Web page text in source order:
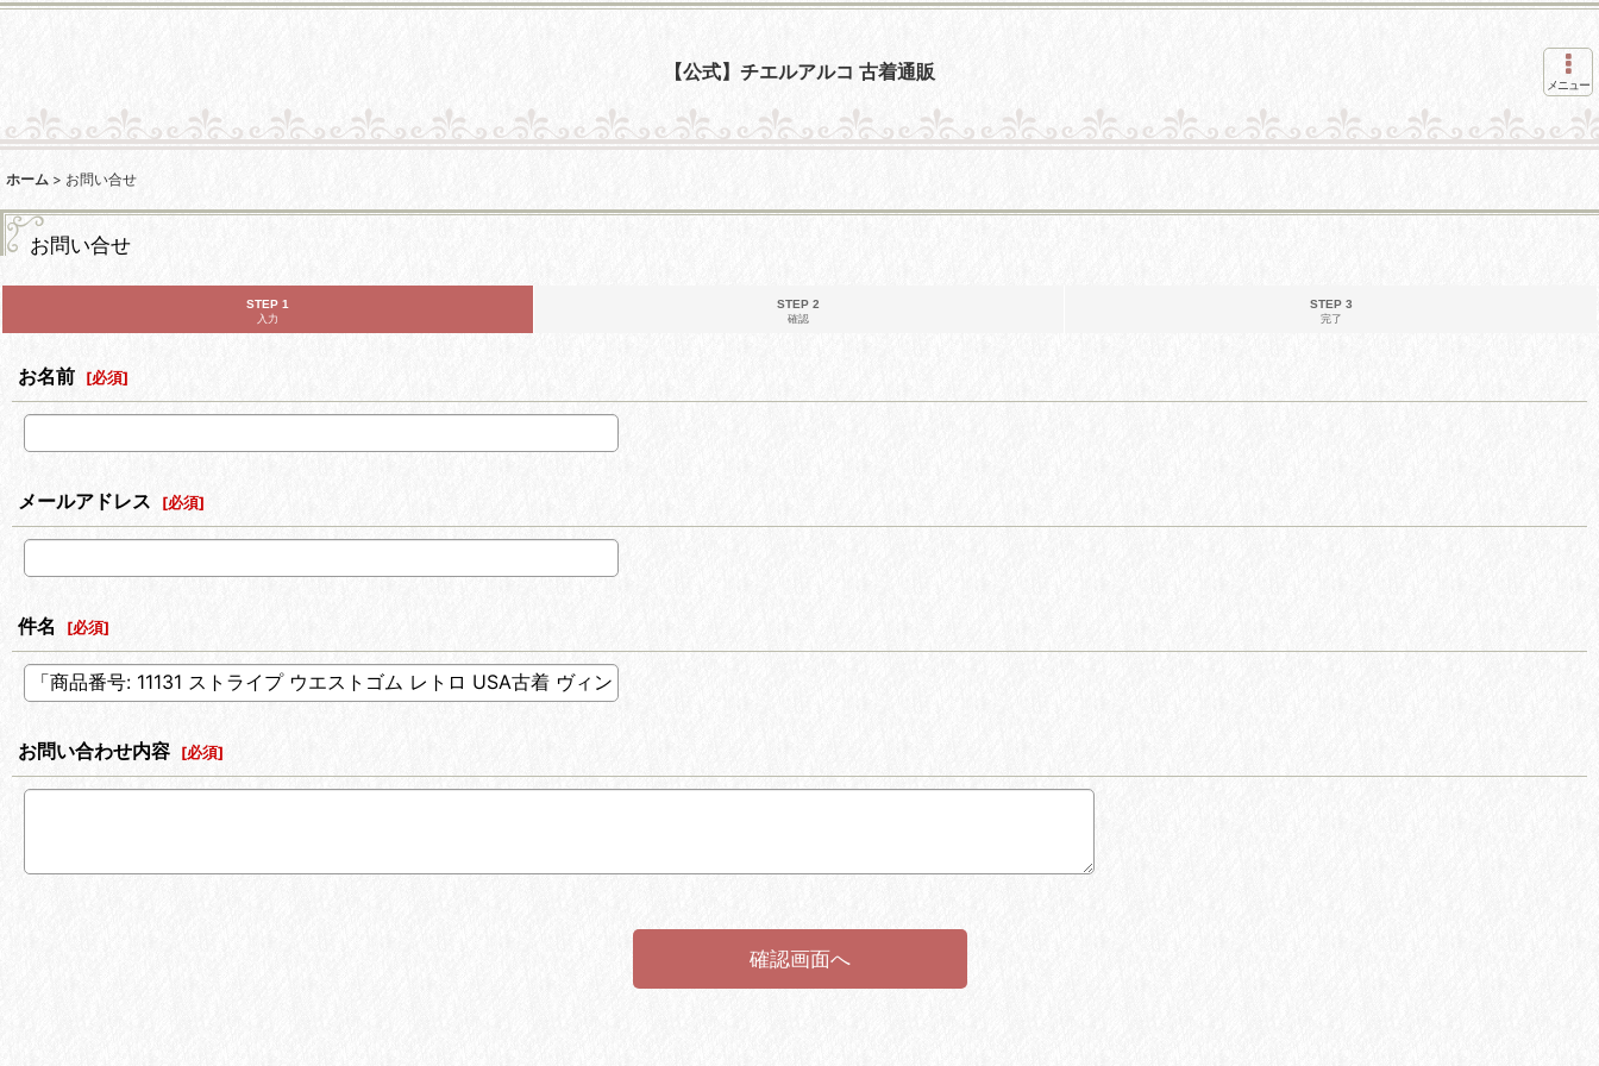
【公式】チエルアルコ 古着通販
メニュー
ホーム > お問い合せ
お問い合せ
STEP 1
入力
STEP 2
確認
STEP 3
完了
お名前 [必須]
メールアドレス [必須]
件名 [必須]
お問い合わせ内容 [必須]
確認画面へ